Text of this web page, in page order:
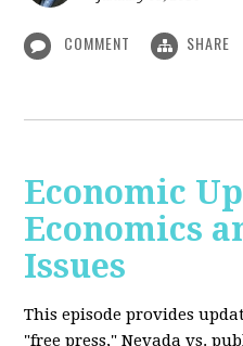
COMMENT SHARE
Economic
Economics
Issues
This episode provides
"free press," Nevada vs.